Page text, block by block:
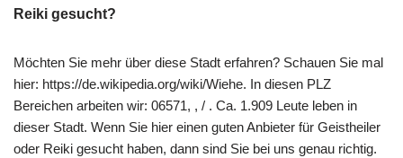
Reiki gesucht?
Möchten Sie mehr über diese Stadt erfahren? Schauen Sie mal
hier: https://de.wikipedia.org/wiki/Wiehe. In diesen PLZ
Bereichen arbeiten wir: 06571, , / . Ca. 1.909 Leute leben in
dieser Stadt. Wenn Sie hier einen guten Anbieter für Geistheiler
oder Reiki gesucht haben, dann sind Sie bei uns genau richtig.